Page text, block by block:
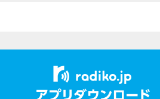
う。ロマンス映画を観たり、恋愛小
たバラードを聴いたりすることで、
ですよ。
あー忙しい忙しい（汗）